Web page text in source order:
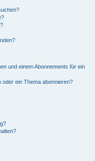
und einem Abonnements für ein
ein Thema abonnieren?